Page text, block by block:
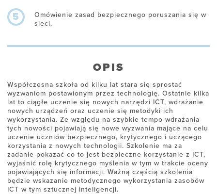
5
Omówienie zasad bezpiecznego poruszania się w
sieci.
OPIS
Współczesna szkoła od kilku lat stara się sprostać
wyzwaniom postawionym przez technologię. Ostatnie kilka
lat to ciągłe uczenie się nowych narzędzi ICT, wdrażanie
nowych urządzeń oraz uczenie się metodyki ich
wykorzystania. Ze względu na szybkie tempo wdrażania
tych nowości pojawiają się nowe wyzwania mające na celu
uczenie uczniów bezpiecznego, krytycznego i uczącego
korzystania z nowych technologii. Szkolenie ma za
zadanie pokazać co to jest bezpieczne korzystanie z ICT,
wyjaśnić rolę krytycznego myślenia w tym w trakcie oceny
pojawiających się informacji. Ważną częścią szkolenia
będzie wskazanie metodycznego wykorzystania zasobów
ICT w tym sztucznej inteligencji.